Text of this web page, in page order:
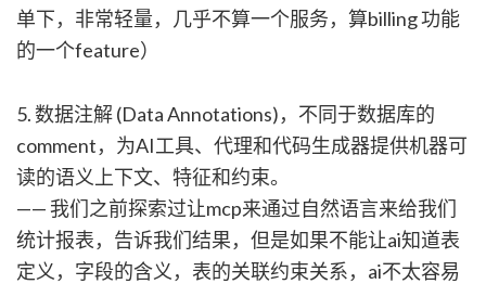
单下，非常轻量，几乎不算一个服务，算billing 功能
的一个feature）
5. 数据注解 (Data Annotations)，不同于数据库的
comment，为AI工具、代理和代码生成器提供机器可
读的语义上下文、特征和约束。
—— 我们之前探索过让mcp来通过自然语言来给我们
统计报表，告诉我们结果，但是如果不能让ai知道表
定义，字段的含义，表的关联约束关系，ai不太容易